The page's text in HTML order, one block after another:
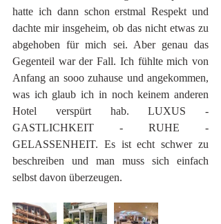
hatte ich dann schon erstmal Respekt und
dachte mir insgeheim, ob das nicht etwas zu
abgehoben für mich sei. Aber genau das
Gegenteil war der Fall. Ich fühlte mich von
Anfang an sooo zuhause und angekommen,
was ich glaub ich in noch keinem anderen
Hotel verspürt hab. LUXUS -
GASTLICHKEIT - RUHE -
GELASSENHEIT. Es ist echt schwer zu
beschreiben und man muss sich einfach
selbst davon überzeugen.